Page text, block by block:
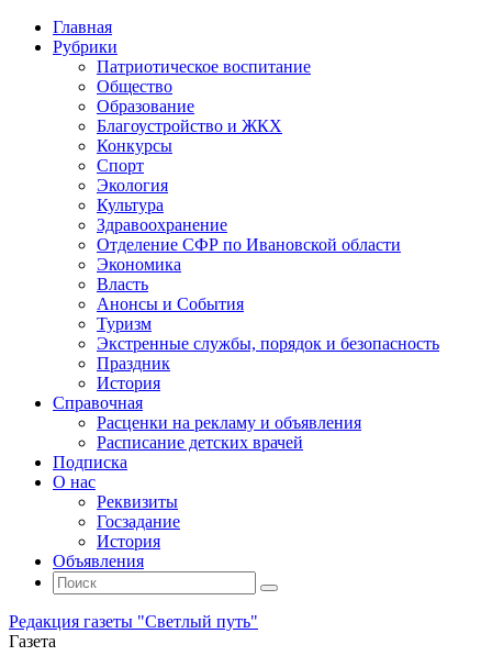
Главная
Рубрики
Патриотическое воспитание
Общество
Образование
Благоустройство и ЖКХ
Конкурсы
Спорт
Экология
Культура
Здравоохранение
Отделение СФР по Ивановской области
Экономика
Власть
Анонсы и События
Туризм
Экстренные службы, порядок и безопасность
Праздник
История
Справочная
Расценки на рекламу и объявления
Расписание детских врачей
Подписка
О нас
Реквизиты
Госзадание
История
Объявления
Поиск
Искать:
Поиск
Редакция газеты "Светлый путь"
Газета